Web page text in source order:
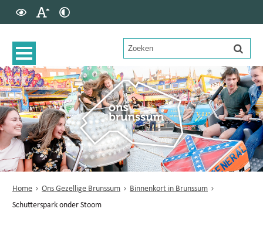
Home Ons Gezellige Brunssum
Binnenkort in Brunssum
Schutterspark onder Stoom